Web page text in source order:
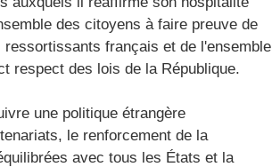
des citoyens à faire preuve de
français et de l'ensemble
respect des lois de la République.
une politique étrangère
le renforcement de la
avec tous les États et la